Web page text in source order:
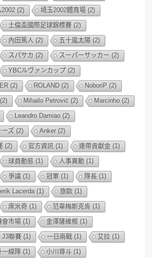
(2) 埼玉2002體育場 (2)
土倫盃國際足球錦標賽 (2)
內田篤人 (2) 五十嵐太陽 (2)
スパサカ (2) スーパーサッカー (2)
YBCルヴァンカップ (2)
(2) ROLAND (2) NoboriP (2)
Mihailo Petrović (2) Marcinho (2)
Leandro Damiao (2)
ーズ (2) Anker(2)
(2) 官方資訊 (1) 連帶貢獻金 (1)
球員動態 (1) 人事異動 (1)
爭議 (1) 冠軍 (1) 隊長 (1)
Lacerda(1) 旅歐 (1)
席米奇 (1) 范韋梅斯克肯 (1)
會市場 (1) 金澤薩維根 (1)
J3聯賽 (1) 一日兩戰 (1) 艾拉 (1)
一線隊 (1) 小川尋斗 (1)